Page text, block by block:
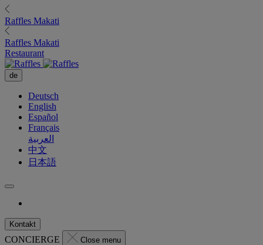
Raffles Makati
Raffles Makati
Restaurant
de
Deutsch
English
Español
Français
العربية
中文
日本語
Kontakt
CONCIERGE Close menu